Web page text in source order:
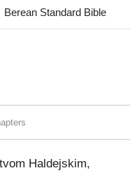
Haldejskim,